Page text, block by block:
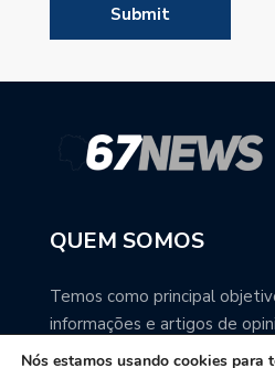
QUEM SOMOS
Temos como principal
informações e artigos de
precisa. Você pode ter a
Nós estamos usando cookies para